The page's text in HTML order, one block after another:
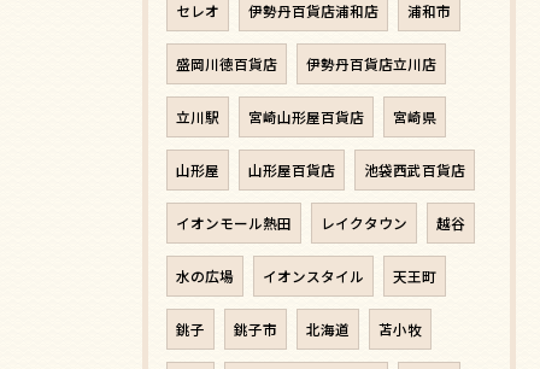
セレオ 伊勢丹百貨店浦和店 浦和市
盛岡川徳百貨店 伊勢丹百貨店立川店
立川駅 宮崎山形屋百貨店 宮崎県
山形屋 山形屋百貨店 池袋西武百貨店
イオンモール熱田 レイクタウン 越谷
水の広場 イオンスタイル 天王町
銚子 銚子市 北海道 苫小牧